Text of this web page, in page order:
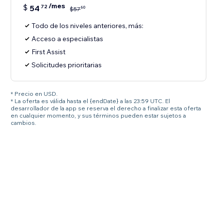
$ 54 72/mes $5760
Todo de los niveles anteriores, más:
Acceso a especialistas
First Assist
Solicitudes prioritarias
* Precio en USD.
* La oferta es válida hasta el {endDate} a las 23:59 UTC. El
desarrollador de la app se reserva el derecho a finalizar esta oferta
en cualquier momento, y sus términos pueden estar sujetos a
cambios.